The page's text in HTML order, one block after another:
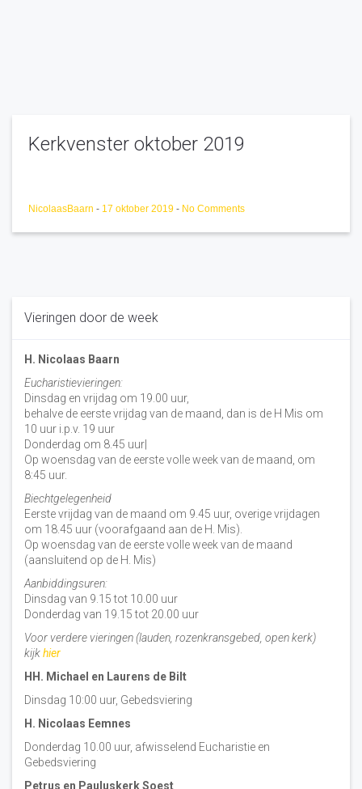
Kerkvenster oktober 2019
NicolaasBaarn - 17 oktober 2019 - No Comments
Vieringen door de week
H. Nicolaas Baarn
Eucharistievieringen:
Dinsdag en vrijdag om 19.00 uur,
behalve de eerste vrijdag van de maand, dan is de H Mis om
10 uur i.p.v. 19 uur
Donderdag om 8.45 uur|
Op woensdag van de eerste volle week van de maand, om
8:45 uur.
Biechtgelegenheid
Eerste vrijdag van de maand om 9.45 uur, overige vrijdagen
om 18.45 uur (voorafgaand aan de H. Mis).
Op woensdag van de eerste volle week van de maand
(aansluitend op de H. Mis)
Aanbiddingsuren:
Dinsdag van 9.15 tot 10.00 uur
Donderdag van 19.15 tot 20.00 uur
Voor verdere vieringen (lauden, rozenkransgebed, open kerk)
kijkhier
HH. Michael en Laurens de Bilt
Dinsdag 10:00 uur, Gebedsviering
H. Nicolaas Eemnes
Donderdag 10.00 uur, afwisselend Eucharistie en
Gebedsviering
Petrus en Pauluskerk Soest